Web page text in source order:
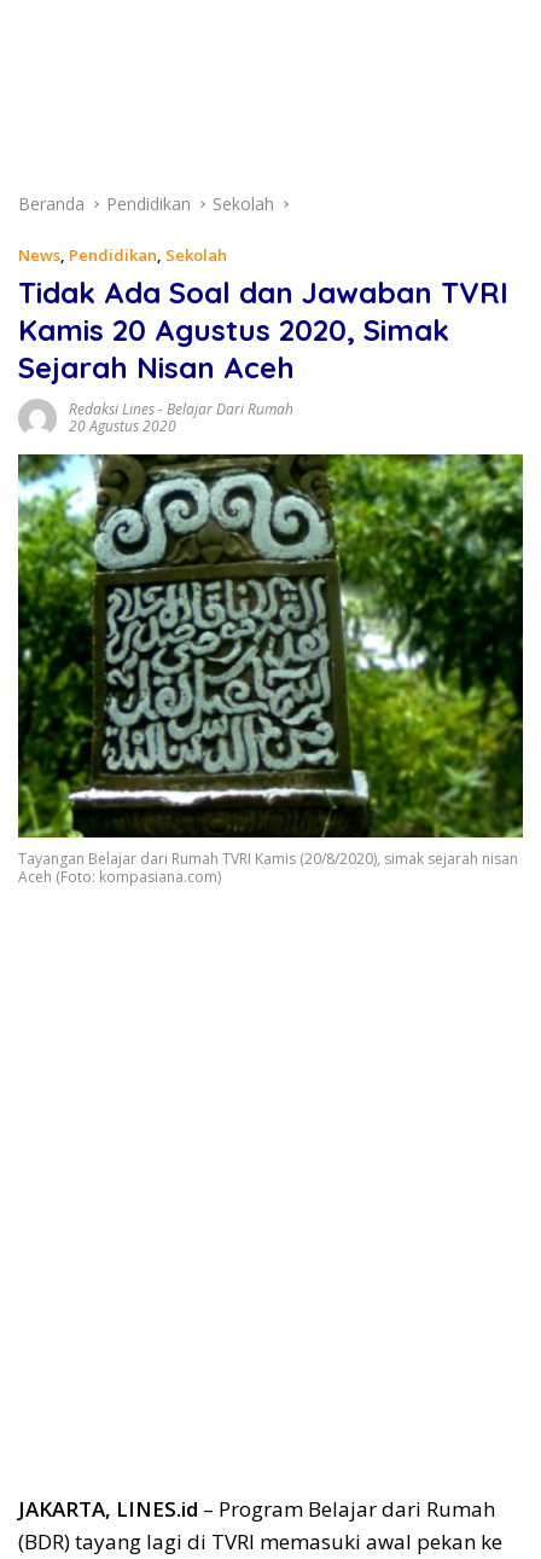
Beranda Pendidikan Sekolah
News, Pendidikan, Sekolah
Tidak Ada Soal dan Jawaban TVRI
Kamis 20 Agustus 2020, Simak
Sejarah Nisan Aceh
Redaksi Lines-Belajar Dari Rumah
20 Agustus 2020
Tayangan Belajar dari Rumah TVRI Kamis (20/8/2020), simak sejarah nisan
Aceh (Foto: kompasiana.com)
JAKARTA, LINES.id – Program Belajar dari Rumah
(BDR) tayang lagi di TVRI memasuki awal pekan ke